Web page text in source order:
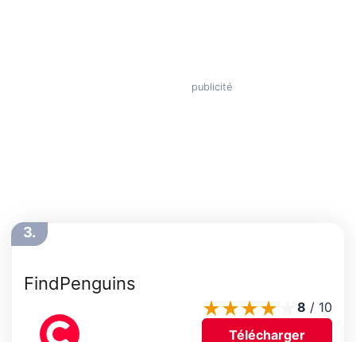
3.
FindPenguins
8 / 10
Télécharger